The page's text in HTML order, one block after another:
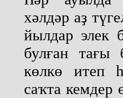
хәлдәр аҙ
йылдар элек
булған тағы
көлкө итеп
саҡта кемдер